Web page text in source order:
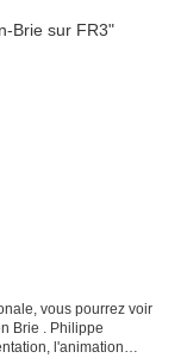
vous pourrez voir
Brie . Philippe
l'animation